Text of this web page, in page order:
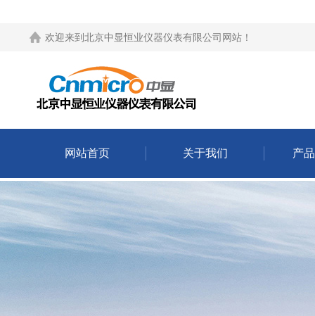
欢迎来到 北京中显恒业仪器仪表有限公司网站 ！
网站首页 关于我们 产